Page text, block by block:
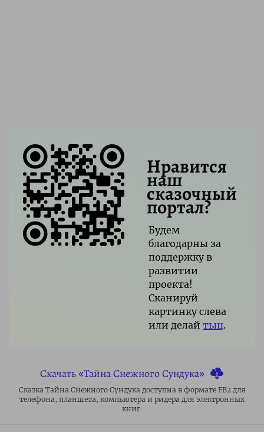
Нравится
наш
сказочный
портал?
Будем
благодарны за
поддержку в
развитии
проекта!
Сканируй
картинку слева
или делай тыц.
Скачать «Тайна Снежного Сундука»
Сказка Тайна Снежного Сундука доступна в формате FB2 для
телефона, планшета, компьютера и ридера для электронных
книг.